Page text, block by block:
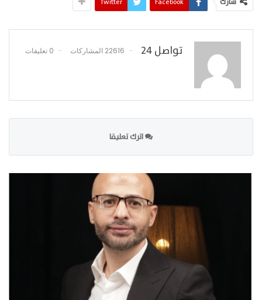
تواصل 24 22616 المشاركات 0 تعليقات
اترك تعليقا